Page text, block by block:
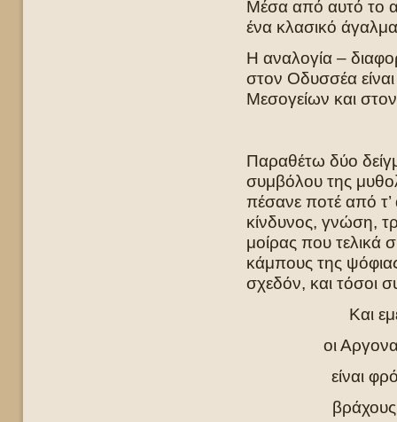
Μέσα από αυτό το
ένα κλασικό
Η αναλογία –
στον Οδυσσέα
Μεσογείων και
Παραθέτω δύο
συμβόλου της
πέσανε ποτέ από
κίνδυνος, γνώση,
μοίρας που τελικά
κάμπους της
σχεδόν, και τόσοι
Και
οι
είναι
βράχους